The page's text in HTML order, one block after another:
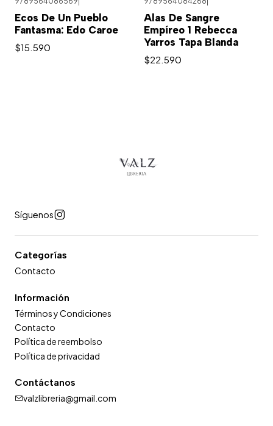
Ecos De Un Pueblo
Fantasma: Edo Caroe
$15.590
Alas De Sangre
Empíreo 1 Rebecca
Yarros Tapa Blanda
$22.590
Síguenos
Categorías
Contacto
Información
Términos y Condiciones
Contacto
Política de reembolso
Política de privacidad
Contáctanos
valzlibreria@gmail.com